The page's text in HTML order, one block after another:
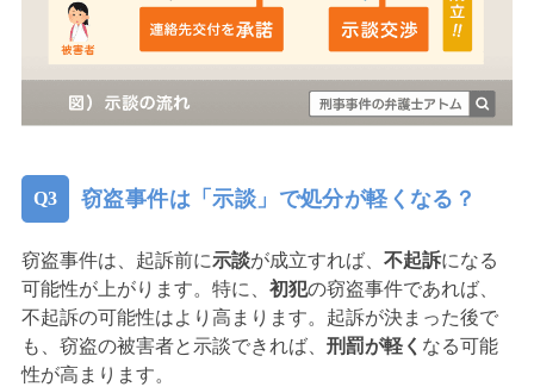
窃盗事件は「示談」で処分が軽くなる？
窃盗事件は、起訴前に示談が成立すれば、 不起訴になる
可能性が上がります。特に、 初犯の窃盗事件であれば、
不起訴の可能性はより高まります。起訴が決まった後で
も、窃盗の被害者と示談できれば、 刑罰が軽く なる可能
性が高まります。